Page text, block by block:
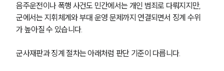
음주운전이나 폭행 사건도 민간에서는 개인 범죄로 다뤄지지만,
군에서는 지휘체계와 부대 운영 문제까지 연결되면서 징계 수위
가 높아질 수 있습니다.
군사재판과 징계 절차는 아래처럼 판단 기준이 다릅니다.